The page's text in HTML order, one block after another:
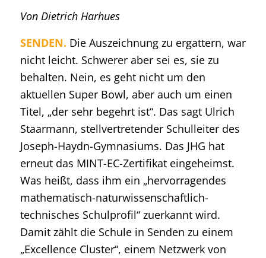
Von Dietrich Harhues
SENDEN. Die Auszeichnung zu ergattern, war
nicht leicht. Schwerer aber sei es, sie zu
behalten. Nein, es geht nicht um den
aktuellen Super Bowl, aber auch um einen
Titel, „der sehr begehrt ist“. Das sagt Ulrich
Staarmann, stellvertretender Schulleiter des
Joseph-Haydn-Gymnasiums. Das JHG hat
erneut das MINT-EC-Zertifikat eingeheimst.
Was heißt, dass ihm ein „hervorragendes
mathematisch-naturwissenschaftlich-
technisches Schulprofil“ zuerkannt wird.
Damit zählt die Schule in Senden zu einem
„Excellence Cluster“, einem Netzwerk von